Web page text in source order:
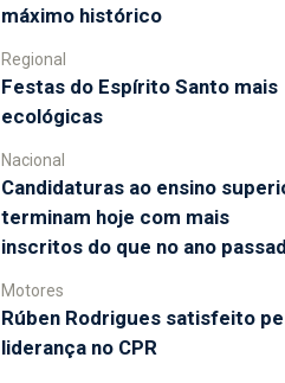
máximo histórico
Regional
Festas do Espírito Santo mais
ecológicas
Nacional
Candidaturas ao ensino
terminam hoje com mais
inscritos do que no ano
Motores
Rúben Rodrigues satisfeito
liderança no CPR